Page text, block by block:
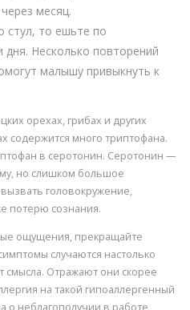
месяц.
стул, то ешьте по
Несколько повторений
малышу привыкнуть к
орехах, грибах и других
содержится много триптофана.
в серотонин. Серотонин —
но слишком большое
головокружение,
потерю сознания.
ощущения, прекращайте
случаются настолько
смысла. Отражают они скорее
на такой гипоаллергенный
о неблагополучии в работе